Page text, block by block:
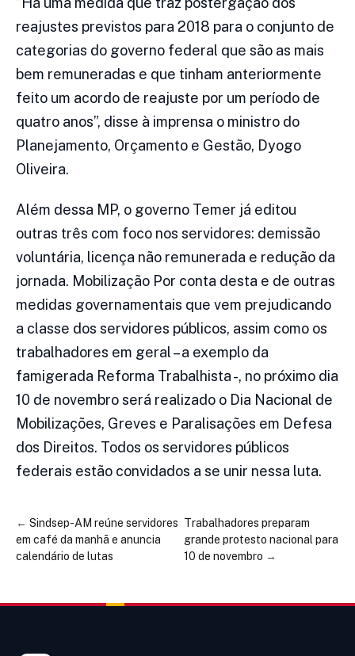
reajustes previstos para 2018 para o conjunto de
categorias do governo federal que são as mais
bem remuneradas e que tinham anteriormente
feito um acordo de reajuste por um período de
quatro anos”, disse à imprensa o ministro do
Planejamento, Orçamento e Gestão, Dyogo
Oliveira.
Além dessa MP, o governo Temer já editou
outras três com foco nos servidores: demissão
voluntária, licença não remunerada e redução da
jornada. Mobilização Por conta desta e de outras
medidas governamentais que vem prejudicando
a classe dos servidores públicos, assim como os
trabalhadores em geral – a exemplo da
famigerada Reforma Trabalhista -, no próximo dia
10 de novembro será realizado o Dia Nacional de
Mobilizações, Greves e Paralisações em Defesa
dos Direitos. Todos os servidores públicos
federais estão convidados a se unir nessa luta.
← Sindsep-AM reúne servidores
em café da manhã e anuncia
calendário de lutas
Trabalhadores preparam
grande protesto nacional para
10 de novembro →